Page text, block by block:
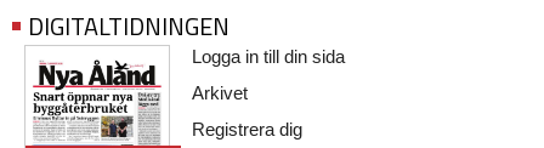
DIGITALTIDNINGEN
Logga in till din sida
Arkivet
Registrera dig